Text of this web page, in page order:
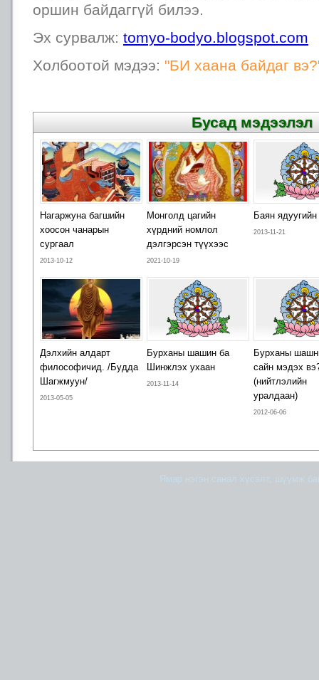
оршин байдаггүй билээ.
Эх сурвалж: tomyo-bodyo.blogspot.com
Холбоотой мэдээ: "БИ хаана байдаг
Бусад мэдээлэл
Нагаржуна багшийн
хоосон чанарын
сургаал
2013-10-12
Монголд цагийн
хүрдний номлол
дэлгэрсэн түүхээс
2021-10-19
Баян ядуугийн
2013-11-21
Дэлхийн алдарт
философичид. /Будда
Шагжмуун/
2013-05-05
Бурханы шашин ба
Шинжлэх ухаан
2013-11-14
Бурханы
сайн мэдэх
(нийтлэлийн
уралдаан)
2012-06-06
Ямар нэгэн санал хүсэлт, шүүмж